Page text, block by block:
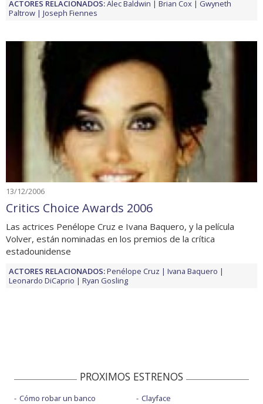
ACTORES RELACIONADOS:Alec Baldwin Brian Cox
Gwyneth
Paltrow
Joseph Fiennes
13/12/2006
Critics Choice Awards 2006
Las actrices Penélope Cruz e Ivana Baquero, y la película
Volver, están nominadas en los premios de la crítica
estadounidense
ACTORES RELACIONADOS:Penélope Cruz
Ivana Baquero
Leonardo DiCaprio
Ryan Gosling
PROXIMOS ESTRENOS
Cómo robar un banco
Clayface